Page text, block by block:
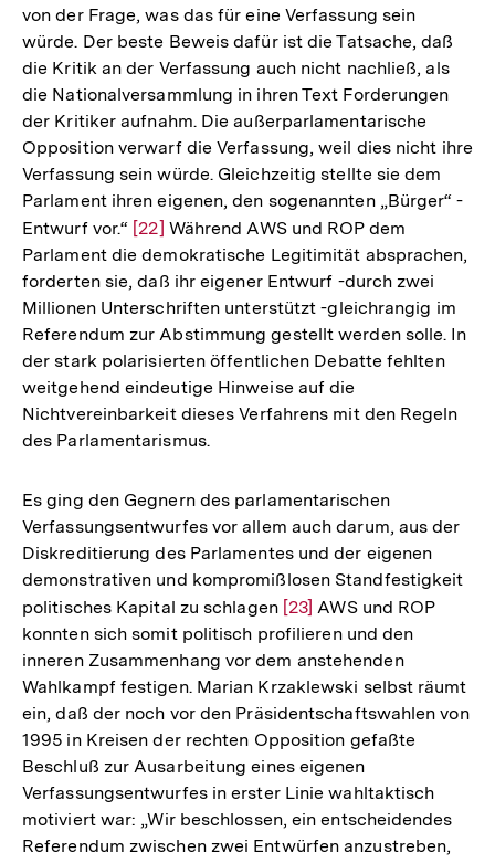
von der Frage, was das für eine Verfassung sein
würde. Der beste Beweis dafür ist die Tatsache, daß
die Kritik an der Verfassung auch nicht nachließ, als
die Nationalversammlung in ihren Text Forderungen
der Kritiker aufnahm. Die außerparlamentarische
Opposition verwarf die Verfassung, weil dies nicht ihre
Verfassung sein würde. Gleichzeitig stellte sie dem
Parlament ihren eigenen, den sogenannten „Bürger“ -
Entwurf vor.“ Zur
Auflösung
der
Fußnote
[22] Während AWS und ROP dem
Parlament die demokratische Legitimität absprachen,
forderten sie, daß ihr eigener Entwurf -durch zwei
Millionen Unterschriften unterstützt -gleichrangig im
Referendum zur Abstimmung gestellt werden solle. In
der stark polarisierten öffentlichen Debatte fehlten
weitgehend eindeutige Hinweise auf die
Nichtvereinbarkeit dieses Verfahrens mit den Regeln
des Parlamentarismus.
Es ging den Gegnern des parlamentarischen
Verfassungsentwurfes vor allem auch darum, aus der
Diskreditierung des Parlamentes und der eigenen
demonstrativen und kompromißlosen Standfestigkeit
politisches Kapital zu schlagen Zur
Auflösung
der
Fußnote
[23] AWS und ROP
konnten sich somit politisch profilieren und den
inneren Zusammenhang vor dem anstehenden
Wahlkampf festigen. Marian Krzaklewski selbst räumt
ein, daß der noch vor den Präsidentschaftswahlen von
1995 in Kreisen der rechten Opposition gefaßte
Beschluß zur Ausarbeitung eines eigenen
Verfassungsentwurfes in erster Linie wahltaktisch
motiviert war: „Wir beschlossen, ein entscheidendes
Referendum zwischen zwei Entwürfen anzustreben,Zum